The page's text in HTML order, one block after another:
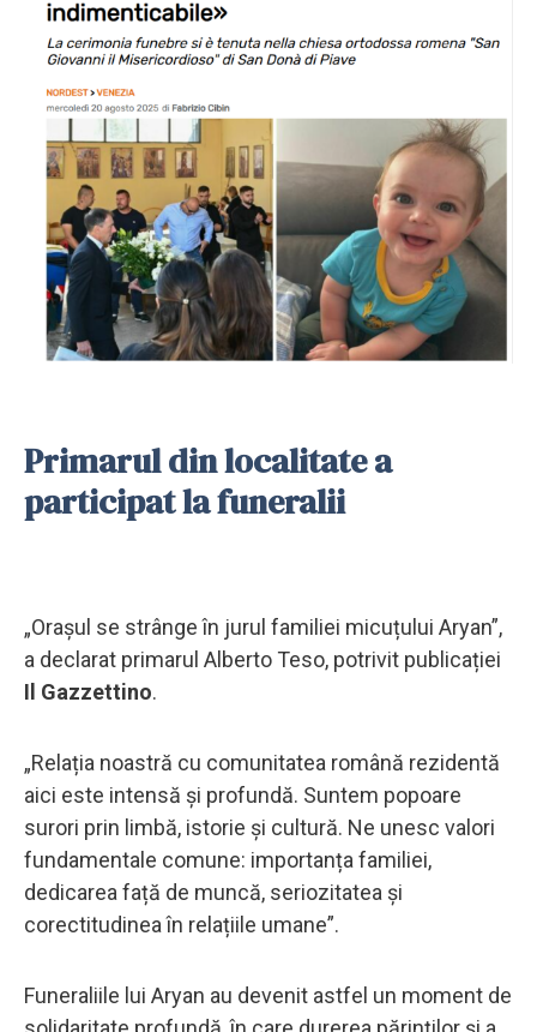
Primarul din localitate a
participat la funeralii
„Orașul se strânge în jurul familiei micuțului Aryan”,
a declarat primarul Alberto Teso, potrivit publicației
Il Gazzettino.
„Relația noastră cu comunitatea română rezidentă
aici este intensă și profundă. Suntem popoare
surori prin limbă, istorie și cultură. Ne unesc valori
fundamentale comune: importanța familiei,
dedicarea față de muncă, seriozitatea și
corectitudinea în relațiile umane”.
Funeraliile lui Aryan au devenit astfel un moment de